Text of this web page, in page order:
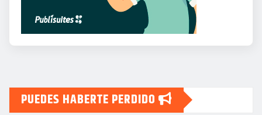
PUEDES HABERTE PERDIDO